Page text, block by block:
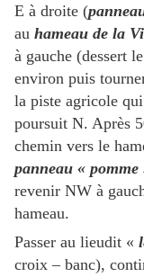
E à droite (
au hameau de la
à gauche (dessert le
environ puis
la piste agricole
poursuit N. Après
chemin vers le
panneau « pomme
revenir NW à
hameau.
Passer au lieudit «
croix – banc),